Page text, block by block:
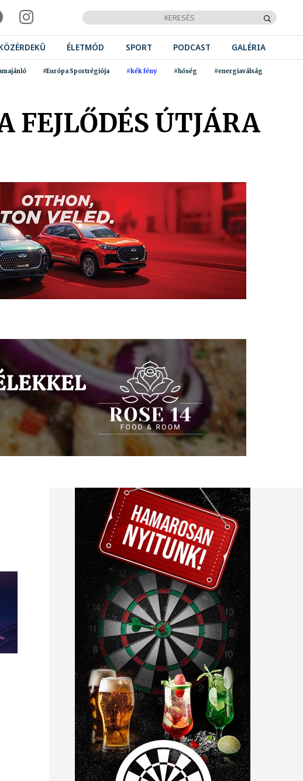
ÉLETMÓD SPORT PODCAST GALÉRIA
#Európa Sportrégiója #kék fény #hőség #energiaválság
FEJLŐDÉS ÚTJÁRA